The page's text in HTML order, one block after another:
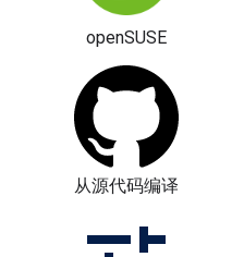
openSUSE
从源代码编译